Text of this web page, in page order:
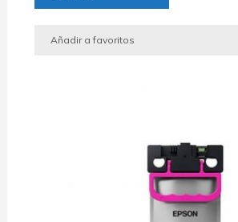
Añadir a favoritos